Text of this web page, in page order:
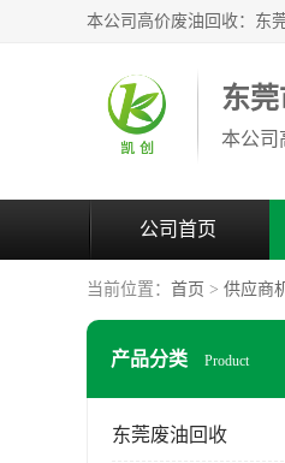
东
公司首页
当前位置： 首页 > 供应商
产品分类 Product
东莞废油回收